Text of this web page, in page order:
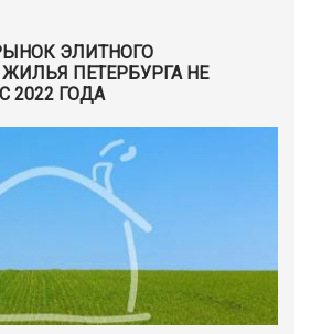
ЭЛИТНОГО
ПЕТЕРБУРГА НЕ
2022 ГОДА